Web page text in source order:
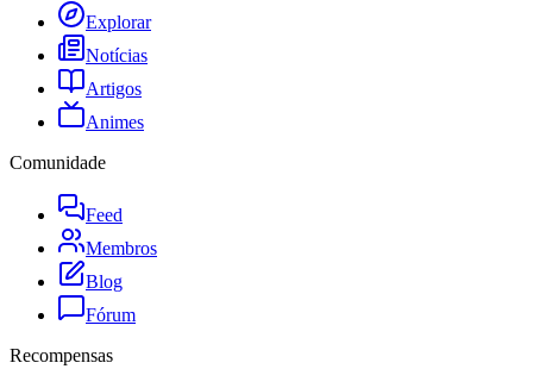
Explorar
Notícias
Artigos
Animes
Comunidade
Feed
Membros
Blog
Fórum
Recompensas